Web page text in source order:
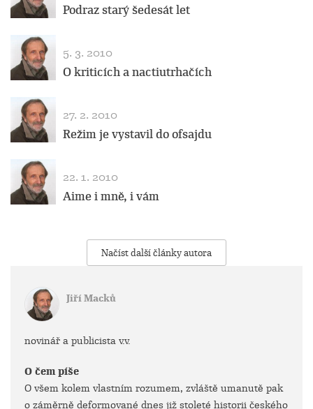
Podraz starý šedesát let
5. 3. 2010
O kriticích a nactiutrhačích
27. 2. 2010
Režim je vystavil do ofsajdu
22. 1. 2010
Aime i mně, i vám
Načíst další články autora
Jiří Macků
novinář a publicista v.v.
O čem píše
O všem kolem vlastním rozumem, zvláště umanutě pak
o záměrně deformované dnes již stoleté historii českého